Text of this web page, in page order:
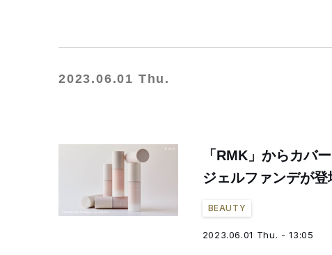
2023.06.01 Thu.
「RMK」からカバ
ジェルファンデが登
BEAUTY
2023.06.01 Thu. - 13:05